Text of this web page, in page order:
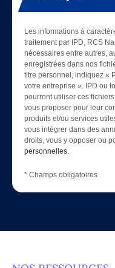
Les informations à
traitement par IPD, RCS
nécessaires entre autres,
enregistrées dans nos
titre personnel, indiquez «
votre entreprise ». IPD ou
pourront utiliser ces
vous proposer pour leur
produits et/ou services
vous intégrer dans des
droits, vous y opposer ou
personnelles.
* Champs obligatoires